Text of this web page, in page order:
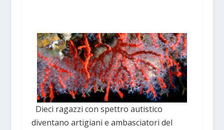
Dieci ragazzi con spettro autistico
diventano artigiani e ambasciatori del